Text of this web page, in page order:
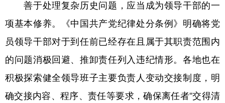
善于处理复杂历史问题，应当成为领导干部的一
项基本修养。《中国共产党纪律处分条例》明确将党
员领导干部对于到任前已经存在且属于其职责范围内
的问题消极回避、推卸责任列入违纪情形。各地也在
积极探索健全领导班子主要负责人变动交接制度，明
确交接内容、程序、责任等要求，确保离任者“交得清